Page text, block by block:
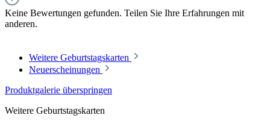
Keine Bewertungen gefunden. Teilen Sie Ihre Erfahrungen mit
anderen.
Weitere Geburtstagskarten
Neuerscheinungen
Produktgalerie überspringen
Weitere Geburtstagskarten